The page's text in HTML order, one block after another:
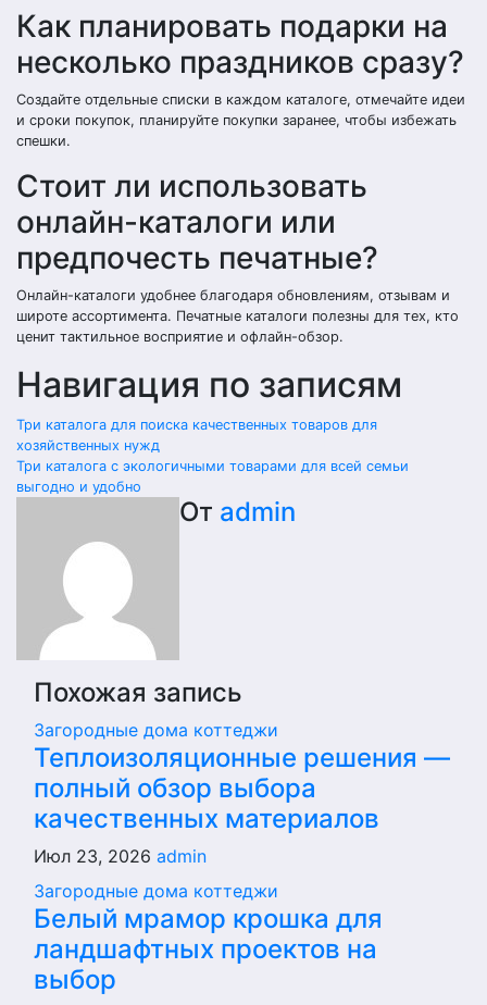
Как планировать подарки на
несколько праздников сразу?
Создайте отдельные списки в каждом каталоге, отмечайте идеи
и сроки покупок, планируйте покупки заранее, чтобы избежать
спешки.
Стоит ли использовать
онлайн-каталоги или
предпочесть печатные?
Онлайн-каталоги удобнее благодаря обновлениям, отзывам и
широте ассортимента. Печатные каталоги полезны для тех, кто
ценит тактильное восприятие и офлайн-обзор.
Навигация по записям
Три каталога для поиска качественных товаров для
хозяйственных нужд
Три каталога с экологичными товарами для всей семьи
выгодно и удобно
От admin
Похожая запись
Загородные дома коттеджи
Теплоизоляционные решения —
полный обзор выбора
качественных материалов
Июл 23, 2026 admin
Загородные дома коттеджи
Белый мрамор крошка для
ландшафтных проектов на
выбор